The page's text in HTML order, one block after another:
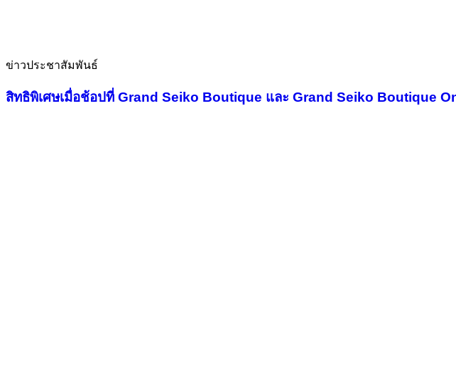
ข่าวประชาสัมพันธ์
สิทธิพิเศษเมื่อช้อปที่ Grand Seiko Boutique และ Grand Seiko Boutique